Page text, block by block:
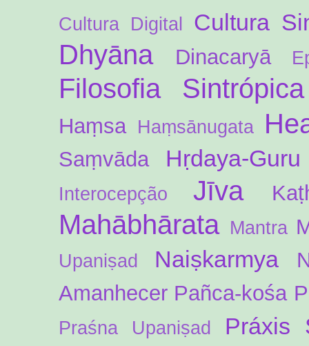
Cultura Digital Cultura
Dhyāna Dinacaryā
Filosofia Sintrópica
Haṃsa Haṃsānugata
Saṃvāda Hṛdaya-Guru
Interocepção Jīva
Mahābhārata Mantra
Upaniṣad Naiṣkarmya
Amanhecer Pañca-kośa
Praśna Upaniṣad Práxis